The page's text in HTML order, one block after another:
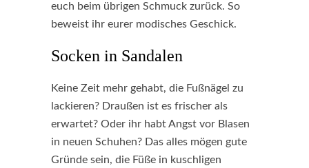
euch beim übrigen Schmuck zurück. So
beweist ihr eurer modisches Geschick.
Socken in Sandalen
Keine Zeit mehr gehabt, die Fußnägel zu
lackieren? Draußen ist es frischer als
erwartet? Oder ihr habt Angst vor Blasen
in neuen Schuhen? Das alles mögen gute
Gründe sein, die Füße in kuschligen